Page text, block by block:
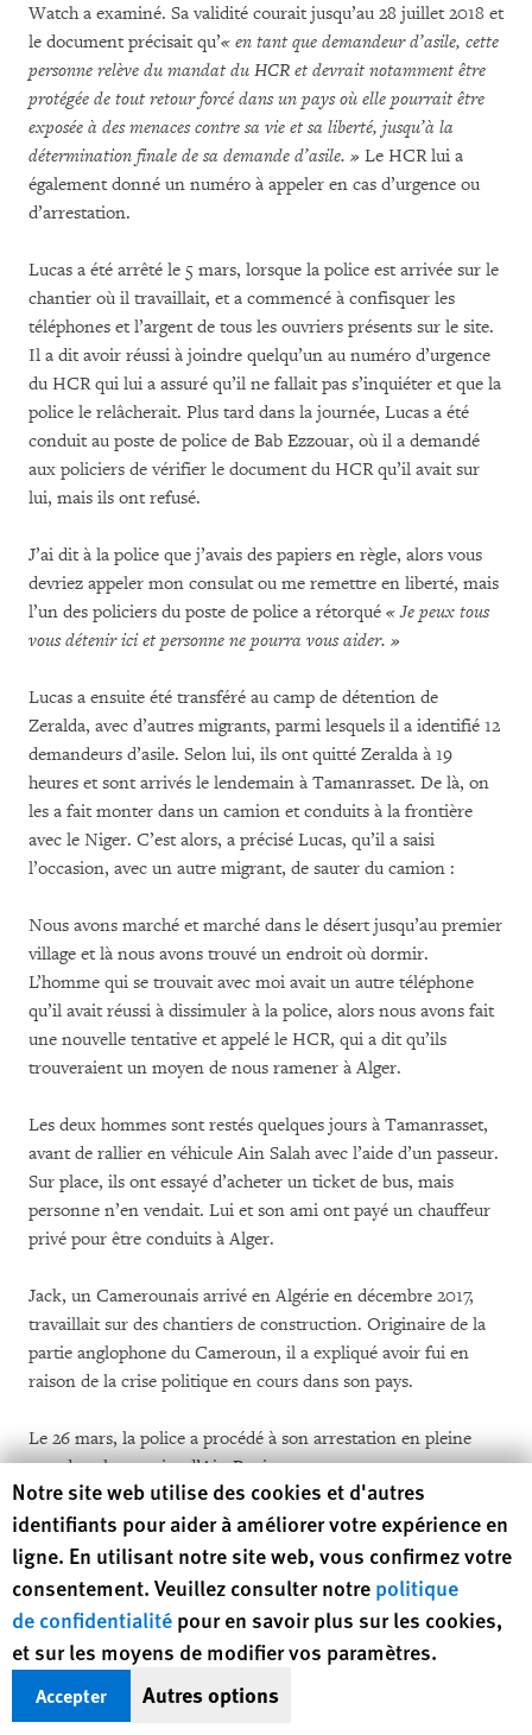
Watch a examiné. Sa validité courait jusqu’au 28 juillet 2018 et
le document précisait qu’« en tant que demandeur d’asile, cette
personne relève du mandat du HCR et devrait notamment être
protégée de tout retour forcé dans un pays où elle pourrait être
exposée à des menaces contre sa vie et sa liberté, jusqu’à la
détermination finale de sa demande d’asile. » Le HCR lui a
également donné un numéro à appeler en cas d’urgence ou
d’arrestation.
Lucas a été arrêté le 5 mars, lorsque la police est arrivée sur le
chantier où il travaillait, et a commencé à confisquer les
téléphones et l’argent de tous les ouvriers présents sur le site.
Il a dit avoir réussi à joindre quelqu’un au numéro d’urgence
du HCR qui lui a assuré qu’il ne fallait pas s’inquiéter et que la
police le relâcherait. Plus tard dans la journée, Lucas a été
conduit au poste de police de Bab Ezzouar, où il a demandé
aux policiers de vérifier le document du HCR qu’il avait sur
lui, mais ils ont refusé.
J’ai dit à la police que j’avais des papiers en règle, alors vous
devriez appeler mon consulat ou me remettre en liberté, mais
l’un des policiers du poste de police a rétorqué « Je peux tous
vous détenir ici et personne ne pourra vous aider. »
Lucas a ensuite été transféré au camp de détention de
Zeralda, avec d’autres migrants, parmi lesquels il a identifié 12
demandeurs d’asile. Selon lui, ils ont quitté Zeralda à 19
heures et sont arrivés le lendemain à Tamanrasset. De là, on
les a fait monter dans un camion et conduits à la frontière
avec le Niger. C’est alors, a précisé Lucas, qu’il a saisi
l’occasion, avec un autre migrant, de sauter du camion :
Nous avons marché et marché dans le désert jusqu’au premier
village et là nous avons trouvé un endroit où dormir.
L’homme qui se trouvait avec moi avait un autre téléphone
qu’il avait réussi à dissimuler à la police, alors nous avons fait
une nouvelle tentative et appelé le HCR, qui a dit qu’ils
trouveraient un moyen de nous ramener à Alger.
Les deux hommes sont restés quelques jours à Tamanrasset,
avant de rallier en véhicule Ain Salah avec l’aide d’un passeur.
Sur place, ils ont essayé d’acheter un ticket de bus, mais
personne n’en vendait. Lui et son ami ont payé un chauffeur
privé pour être conduits à Alger.
Jack, un Camerounais arrivé en Algérie en décembre 2017,
travaillait sur des chantiers de construction. Originaire de la
partie anglophone du Cameroun, il a expliqué avoir fui en
raison de la crise politique en cours dans son pays.
Le 26 mars, la police a procédé à son arrestation en pleine
rue, dans le quartier d’Ain Beniane :
J’avais sur moi un certificat délivré par le HCR, quand la
police m’a arrêté, mais on m’a rétorqué au commissariat que
cela ne voulait rien dire et que je serai bel et bien expulsé.
Quand j’ai contacté le HCR au numéro d’urgence qu’ils
m’avaient donné, ils m’ont expliqué que je ne devais pas
paniquer et m’ont assuré qu’ils se rendraient au commissariat
où j’étais détenu pour demander ma remise en liberté. Mais la
police m’a conduit à Zeralda, puis de là à Tamanrasset.
Human Rights Watch cookie preferences
Notre site web utilise des cookies et d'autres
identifiants pour aider à améliorer votre expérience en
ligne. En utilisant notre site web, vous confirmez votre
consentement. Veuillez consulter notre politique
de confidentialité pour en savoir plus sur les cookies,
et sur les moyens de modifier vos paramètres.
Accepter Autres options